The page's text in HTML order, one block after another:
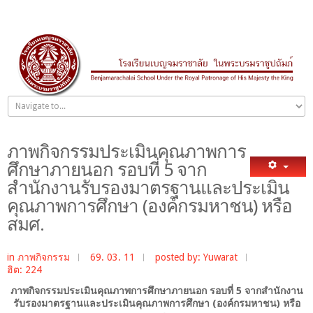
ภาพกิจกรรมประเมินคุณภาพการ
ศึกษาภายนอก รอบที่ 5 จาก
สำนักงานรับรองมาตรฐานและประเมิน
คุณภาพการศึกษา (องค์กรมหาชน) หรือ
สมศ.
in ภาพกิจกรรม 69. 03. 11
posted by: Yuwarat
ฮิต: 224
ภาพกิจกรรมประเมินคุณภาพการศึกษาภายนอก รอบที่ 5 จากสำนักงาน
รับรองมาตรฐานและประเมินคุณภาพการศึกษา (องค์กรมหาชน) หรือ